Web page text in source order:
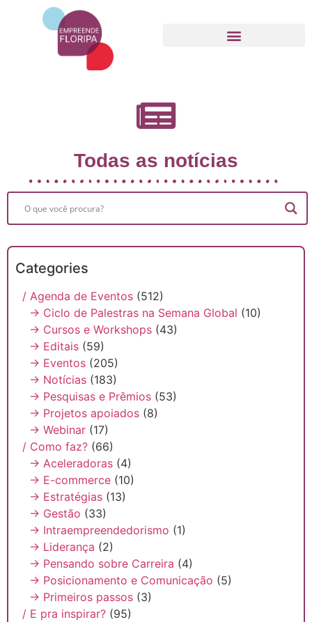
Todas as notícias
Categories
/ Agenda de Eventos (512)
→ Ciclo de Palestras na Semana Global (10)
→ Cursos e Workshops (43)
→ Editais (59)
→ Eventos (205)
→ Notícias (183)
→ Pesquisas e Prêmios (53)
→ Projetos apoiados (8)
→ Webinar (17)
/ Como faz? (66)
→ Aceleradoras (4)
→ E-commerce (10)
→ Estratégias (13)
→ Gestão (33)
→ Intraempreendedorismo (1)
→ Liderança (2)
→ Pensando sobre Carreira (4)
→ Posicionamento e Comunicação (5)
→ Primeiros passos (3)
/ E pra inspirar? (95)